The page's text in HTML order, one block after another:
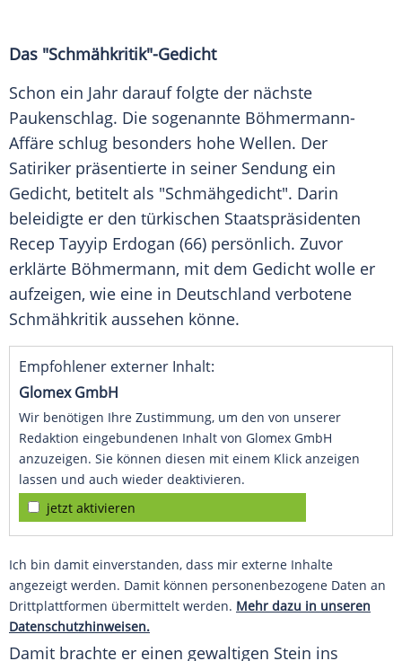
Das "Schmähkritik"-Gedicht
Schon ein Jahr darauf folgte der nächste
Paukenschlag. Die sogenannte Böhmermann-
Affäre schlug besonders hohe Wellen. Der
Satiriker präsentierte in seiner Sendung ein
Gedicht, betitelt als "Schmähgedicht". Darin
beleidigte er den türkischen Staatspräsidenten
Recep Tayyip Erdogan (66) persönlich. Zuvor
erklärte Böhmermann, mit dem Gedicht wolle er
aufzeigen, wie eine in Deutschland verbotene
Schmähkritik aussehen könne.
Empfohlener externer Inhalt:
Glomex GmbH
Wir benötigen Ihre Zustimmung, um den von unserer
Redaktion eingebundenen Inhalt von Glomex GmbH
anzuzeigen. Sie können diesen mit einem Klick anzeigen
lassen und auch wieder deaktivieren.
jetzt aktivieren
Ich bin damit einverstanden, dass mir externe Inhalte
angezeigt werden. Damit können personenbezogene Daten an
Drittplattformen übermittelt werden. Mehr dazu in unseren
Datenschutzhinweisen.
Damit brachte er einen gewaltigen Stein ins